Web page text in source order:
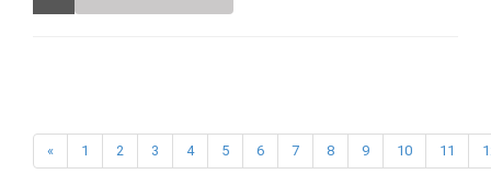
« 1 2 3 4 5 6 7 8 9 10 11